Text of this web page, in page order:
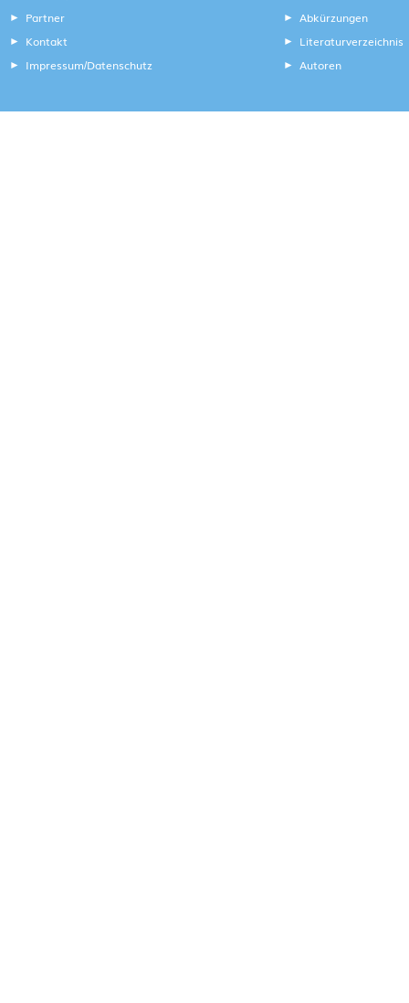
Partner
Kontakt
Impressum/Datenschutz
Abkürzungen
Literaturverzeichnis
Autoren